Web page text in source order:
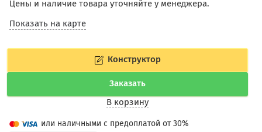
Цены и наличие товара уточняйте у менеджера.
Показать на карте
Конструктор
Заказать
В корзину
или наличными с предоплатой от 30%